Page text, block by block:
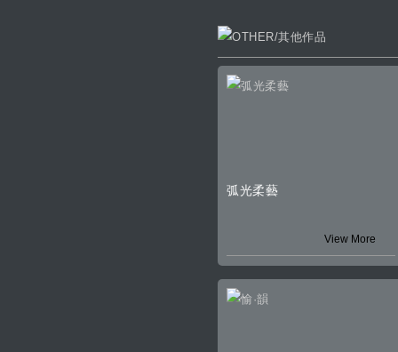
弧光柔藝
View More